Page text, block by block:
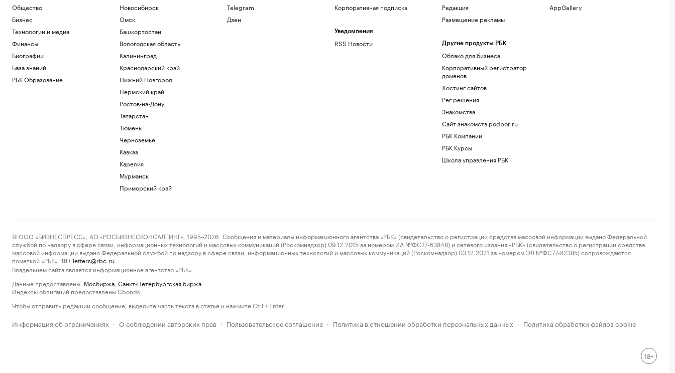
Спорт
Игрока «Зенита» госпитализировали
после удара локтем в матче Кубка
России
Спорт
Росстандарт запретил продажу
некоторых грузовиков Dongfeng и
Zoomlion
Бизнес
Общество
Бизнес
Технологии и медиа
Финансы
Биографии
База знаний
РБК Образование
Новосибирск
Омск
Башкортостан
Вологодская область
Калининград
Краснодарский край
Нижний Новгород
Пермский край
Ростов-на-Дону
Татарстан
Тюмень
Черноземье
Кавказ
Карелия
Мурманск
Приморский край
Telegram
Дзен
Корпоративная подписка
Уведомления
RSS Новости
Редакция
Размещение рекламы
Другие продукты РБК
Облако для бизнеса
Корпоративный регистратор
доменов
Хостинг сайтов
Рег.решения
Знакомства
Сайт знакомств podbor.ru
РБК Компании
РБК Курсы
Школа управления РБК
AppGallery
© ООО «БИЗНЕСПРЕСС», АО «РОСБИЗНЕСКОНСАЛТИНГ», 1995–2026. Сообщения и материалы информационного агентства «РБК» (свидетельство о регистрации средства массовой информации выдано Федеральной
службой по надзору в сфере связи, информационных технологий и массовых коммуникаций (Роскомнадзор) 09.12.2015 за номером ИА №ФС77-63848) и сетевого издания «РБК» (свидетельство о регистрации средства
массовой информации выдано Федеральной службой по надзору в сфере связи, информационных технологий и массовых коммуникаций (Роскомнадзор) 03.12.2021 за номером ЭЛ №ФС77-82385) сопровождаются
пометкой «РБК».
18+ letters@rbc.ru
Владельцем сайта является информационное агентство «РБК».
Данные предоставлены: Мосбиржа Санкт-Петербургская биржа
Индексы облигаций предоставлены Cbonds.
Чтобы отправить редакции сообщение, выделите часть текста в статье и нажмите Ctrl + Enter
Информация об ограничениях · О соблюдении авторских прав · Пользовательское соглашение · Политика в отношении обработки персональных данных · Политика обработки файлов cookie
18+